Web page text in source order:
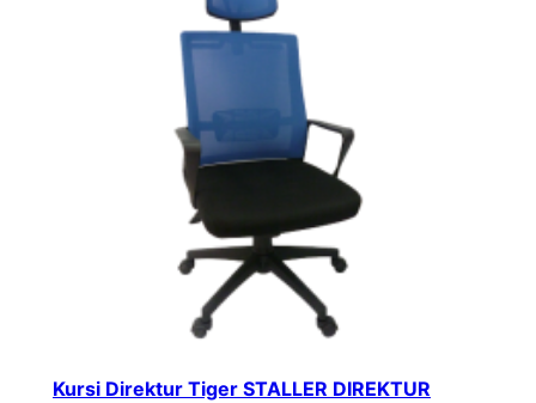
Kursi Direktur Tiger STALLER DIREKTUR